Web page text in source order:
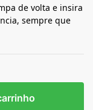
de volta e insira
sempre que